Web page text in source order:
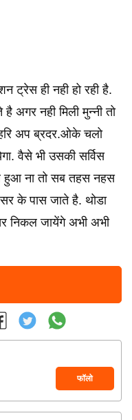
ट्रेस ही नही हो रही है.
अगर नही मिली मुन्नी तो
अप ब्रदर.ओके चलो
वैसे भी उसकी सर्विस
हुआ ना तो सब तहस नहस
के पास जाते है. थोडा
निकल जायेंगे अभी अभी
फॉलो